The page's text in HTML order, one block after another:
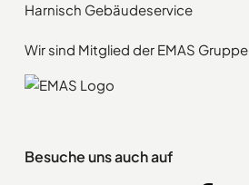
Harnisch Gebäudeservice
Wir sind Mitglied der EMAS Gruppe
Besuche uns auch auf